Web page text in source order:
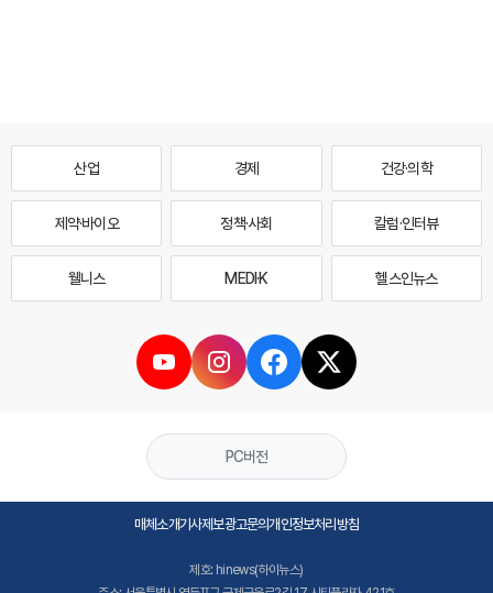
산업 경제 건강·의학
제약·바이오 정책·사회 칼럼·인터뷰
웰니스 MEDI·K 헬스인뉴스
PC버전
매체소개기사제보광고문의개인정보처리방침
제호: hinews(하이뉴스)